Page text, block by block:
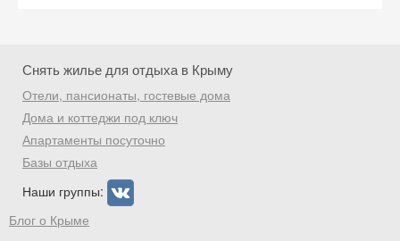
Снять жилье для отдыха в Крыму
Отели, пансионаты, гостевые дома
Дома и коттеджи под ключ
Апартаменты посуточно
Базы отдыха
Наши группы:
Блог о Крыме